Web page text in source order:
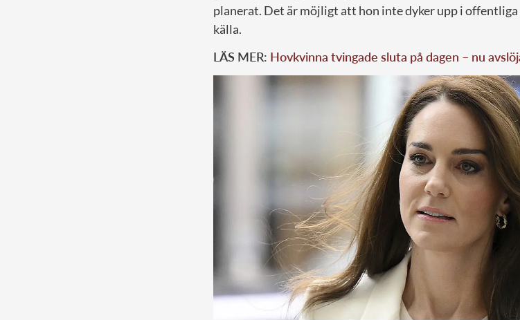
planerat. Det är möjligt att hon inte dyker upp i offentliga
källa.
LÄS MER: Hovkvinna tvingade sluta på dagen – nu